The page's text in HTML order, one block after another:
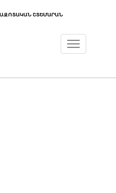
ՇՏԵՄԱՐԱՆ
Toggle